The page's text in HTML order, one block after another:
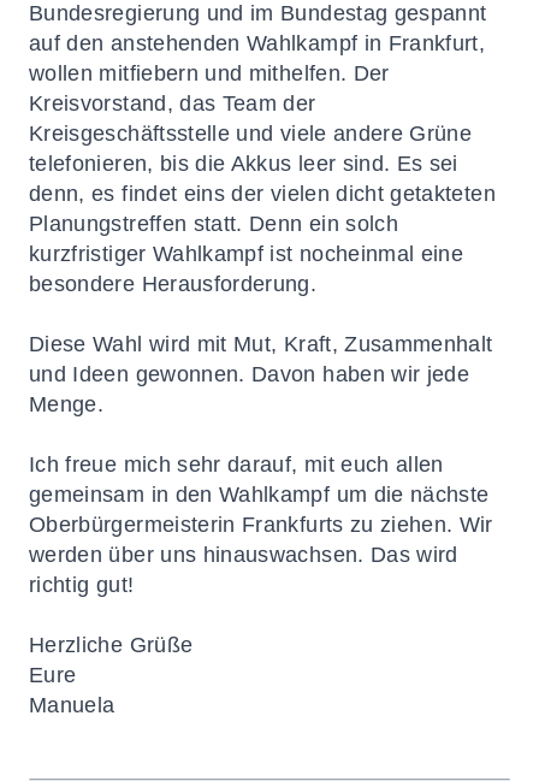
Bundesregierung und im Bundestag gespannt
auf den anstehenden Wahlkampf in Frankfurt,
wollen mitfiebern und mithelfen. Der
Kreisvorstand, das Team der
Kreisgeschäftsstelle und viele andere Grüne
telefonieren, bis die Akkus leer sind. Es sei
denn, es findet eins der vielen dicht getakteten
Planungstreffen statt. Denn ein solch
kurzfristiger Wahlkampf ist nocheinmal eine
besondere Herausforderung.
Diese Wahl wird mit Mut, Kraft, Zusammenhalt
und Ideen gewonnen. Davon haben wir jede
Menge.
Ich freue mich sehr darauf, mit euch allen
gemeinsam in den Wahlkampf um die nächste
Oberbürgermeisterin Frankfurts zu ziehen. Wir
werden über uns hinauswachsen. Das wird
richtig gut!
Herzliche Grüße
Eure
Manuela